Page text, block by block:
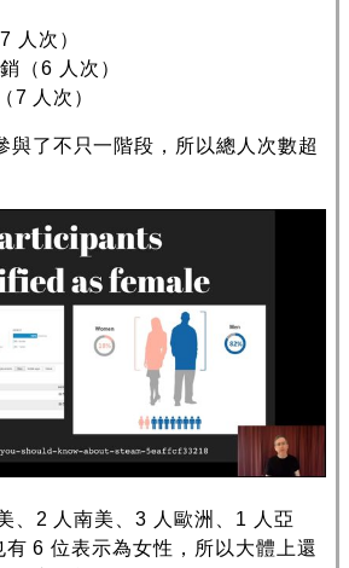
人次）
（6 人次）
7 人次）
與了不只一階段，所以總人次數超
、2 人南美、3 人歐洲、1 人亞
6 位表示為女性，所以大體上還